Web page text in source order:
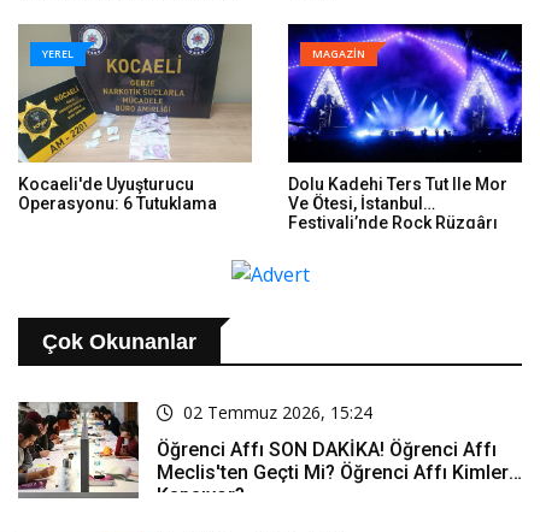
YEREL
Kocaeli'de Uyuşturucu
Operasyonu: 6 Tutuklama
MAGAZİN
Dolu Kadehi Ters Tut Ile Mor
Ve Ötesi, İstanbul
Festivali’nde Rock Rüzgârı
Çok Okunanlar
02 Temmuz 2026, 15:24
Öğrenci Affı SON DAKİKA! Öğrenci Affı
Meclis'ten Geçti Mi? Öğrenci Affı Kimleri
Kapsıyor?